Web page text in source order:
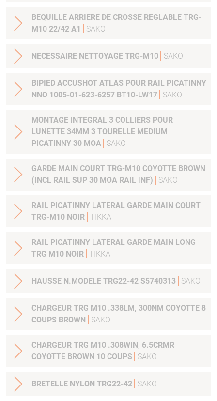
BEQUILLE ARRIERE DE CROSSE REGLABLE TRG-
M10 22/42 A1
SAKO
NECESSAIRE NETTOYAGE TRG-M10 SAKO
BIPIED ACCUSHOT ATLAS POUR RAIL PICATINNY
NNO 1005-01-623-6257 BT10-LW17
SAKO
MONTAGE INTEGRAL 3 COLLIERS POUR
LUNETTE 34MM 3 TOURELLE MEDIUM
PICATINNY 30 MOA
SAKO
GARDE MAIN COURT TRG-M10 COYOTTE BROWN
(INCL RAIL SUP 30 MOA RAIL INF)
SAKO
RAIL PICATINNY LATERAL GARDE MAIN COURT
TRG-M10 NOIR TIKKA
RAIL PICATINNY LATERAL GARDE MAIN LONG
TRG M10 NOIR TIKKA
HAUSSE N.MODELE TRG22-42 S5740313 SAKO
CHARGEUR TRG M10 .338LM, 300NM COYOTTE 8
COUPS BROWN
SAKO
CHARGEUR TRG M10 .308WIN, 6.5CRMR
COYOTTE BROWN 10 COUPS
SAKO
BRETELLE NYLON TRG22-42 SAKO